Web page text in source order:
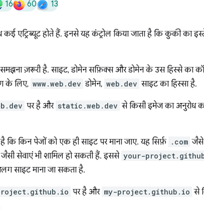
16 60 13
एट्रिब्यूट होते हैं. इनसे यह कंट्रोल किया जाता है कि कुकी का
ज़रूरी है. साइट, डोमेन सफ़िक्स और डोमेन के उस हिस्से का
के लिए, www.web.dev डोमेन, web.dev साइट का हिस्सा है.
पर है और static.web.dev से किसी इमेज का अनुरोध
कि किन पेजों को एक ही साइट पर माना जाए. यह सिर्फ़ .com जैसे
जैसी सेवाएं भी शामिल हो सकती हैं. इससे your-
साइट माना जा सकता है.
पर है और my-project.github.io से